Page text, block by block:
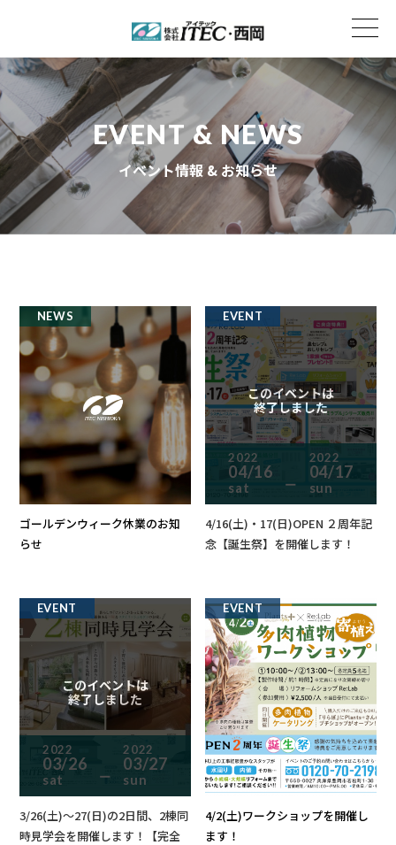
EVENT & NEWS
イベント情報 & お知らせ
NEWS
ゴールデンウィーク休業のお知
らせ
2022
04/16
sat ー
2022
04/17
sun
EVENT
このイベントは
終了しました
4/16(土)・17(日)OPEN ２周年記
念【誕生祭】を開催します！
2022
03/26
sat ー
2022
03/27
sun
EVENT
このイベントは
終了しました
3/26(土)～27(日)の2日間、2棟同
時見学会を開催します！【完全
EVENT
4/2(土)ワークショップを開催し
ます！